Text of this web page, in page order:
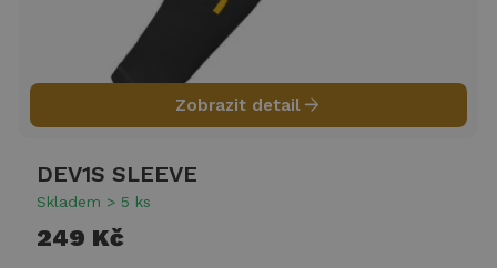
Zobrazit detailarrow_forward
DEV1S SLEEVE
Skladem > 5 ks
249 Kč